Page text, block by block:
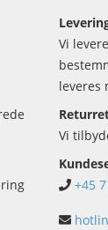
Vi
leveres
Vi
+45